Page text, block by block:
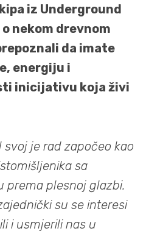
iz Underground
nekom drevnom
da imate
energiju i
inicijativu koja živi
je rad započeo kao
sa
prema plesnoj glazbi.
su se interesi
i usmjerili nas u